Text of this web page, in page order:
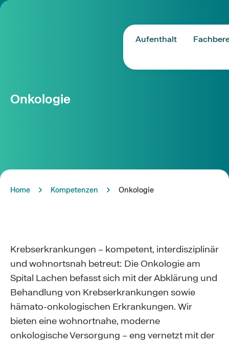
Aufenthalt
Onkologie
Home Kompetenzen Onkologie
Krebserkrankungen – kompetent, interdisziplinär
und wohnortsnah betreut: Die Onkologie am
Spital Lachen befasst sich mit der Abklärung und
Behandlung von Krebserkrankungen sowie
hämato-onkologischen Erkrankungen. Wir
bieten eine wohnortnahe, moderne
onkologische Versorgung – eng vernetzt mit der